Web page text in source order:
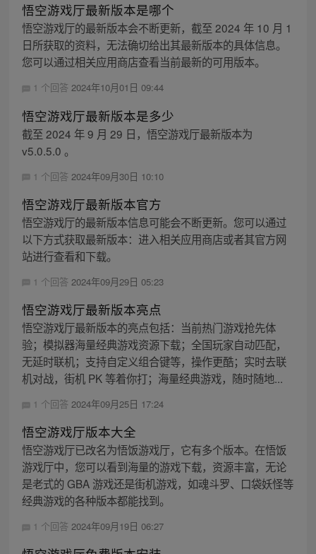
悟空游戏厅最新版本是哪个
悟空游戏厅的最新版本会不断更新，截至 2024 年 10 月 1
日所获取的资料，无法确切给出其最新版本的具体信息。
您可以通过相关应用商店查看当前最新的可用版本。
1 个回答 2024年10月01日 09:44
悟空游戏厅最新版本是多少
截至 2024 年 9 月 29 日，悟空游戏厅最新版本为
v5.0.5.0 。
1 个回答 2024年09月30日 10:10
悟空游戏厅最新版本官方
悟空游戏厅的最新版本信息可能会不断更新。您可以通过
以下方式获取最新版本：进入相关应用商店或者其官方网
站进行查看和下载。
1 个回答 2024年09月29日 05:23
悟空游戏厅最新版本亮点
悟空游戏厅最新版本的亮点包括：当前热门游戏抢先体
验；模拟器海量经典游戏资源下载；全国玩家自动匹配，
无延时联机；支持自定义组合键等，操作更酷；实时去联
机对战，街机 PK 等着你打；海量经典游戏，随时随地...
1 个回答 2024年09月25日 17:24
悟空游戏厅版本大全
悟空游戏厅已改名为悟饭游戏厅，它有多个版本。在悟饭
游戏厅中，您可以看到海量的游戏下载，资源丰富，无论
是老式的 GBA 游戏还是街机游戏，如魂斗罗、口袋妖怪等
经典游戏的各种版本都能找到。
1 个回答 2024年09月19日 06:27